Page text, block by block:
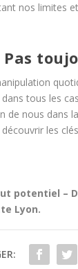
nos limites
tous les
de nous dans
les
potentiel –
Lyon.